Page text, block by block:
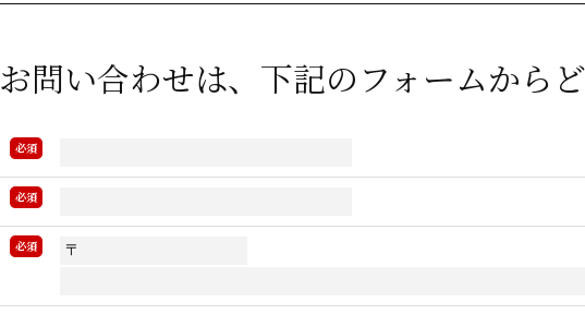
お問い合わせは、下記のフォームから
必須
必須
必須